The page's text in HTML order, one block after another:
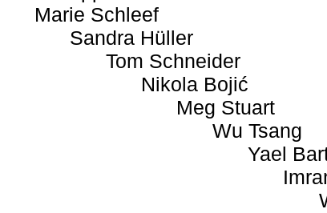
Marie Schleef
Sandra Hüller
Tom Schneider
Nikola Bojić
Meg Stuart
Wu Tsang
Yael